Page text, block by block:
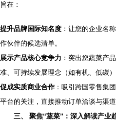
旨在：
提升品牌国际知名度 ：让您的企业名
作伙伴的候选清单。
展示产品核心竞争力 ：突出您蔬菜产
准、可持续发展理念（如有机、低碳
促成实质商业合作：吸引跨国零售集
平台的关注，直接推动订单洽谈与渠道
三、 聚焦“蔬菜”：深入解读产业